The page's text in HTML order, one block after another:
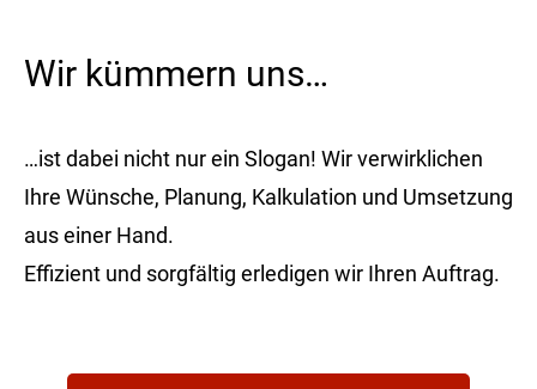
Wir kümmern uns…
…ist dabei nicht nur ein Slogan! Wir verwirklichen
Ihre Wünsche, Planung, Kalkulation und Umsetzung
aus einer Hand.
Effizient und sorgfältig erledigen wir Ihren Auftrag.